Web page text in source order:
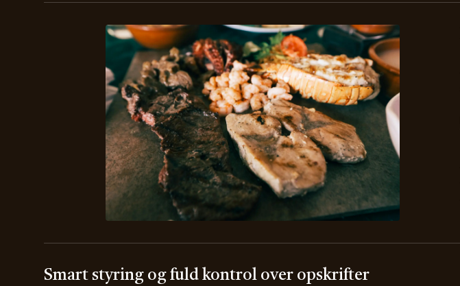
Smart styring og fuld kontrol over opskrifter